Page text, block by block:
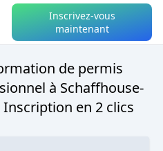
Inscrivez-vous
maintenant
de permis
à Schaffhouse-
en 2 clics